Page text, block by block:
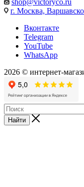
г. Москва,
Вконтакте
Telegram
YouTube
WhatsApp
2026 © интернет-
Найти